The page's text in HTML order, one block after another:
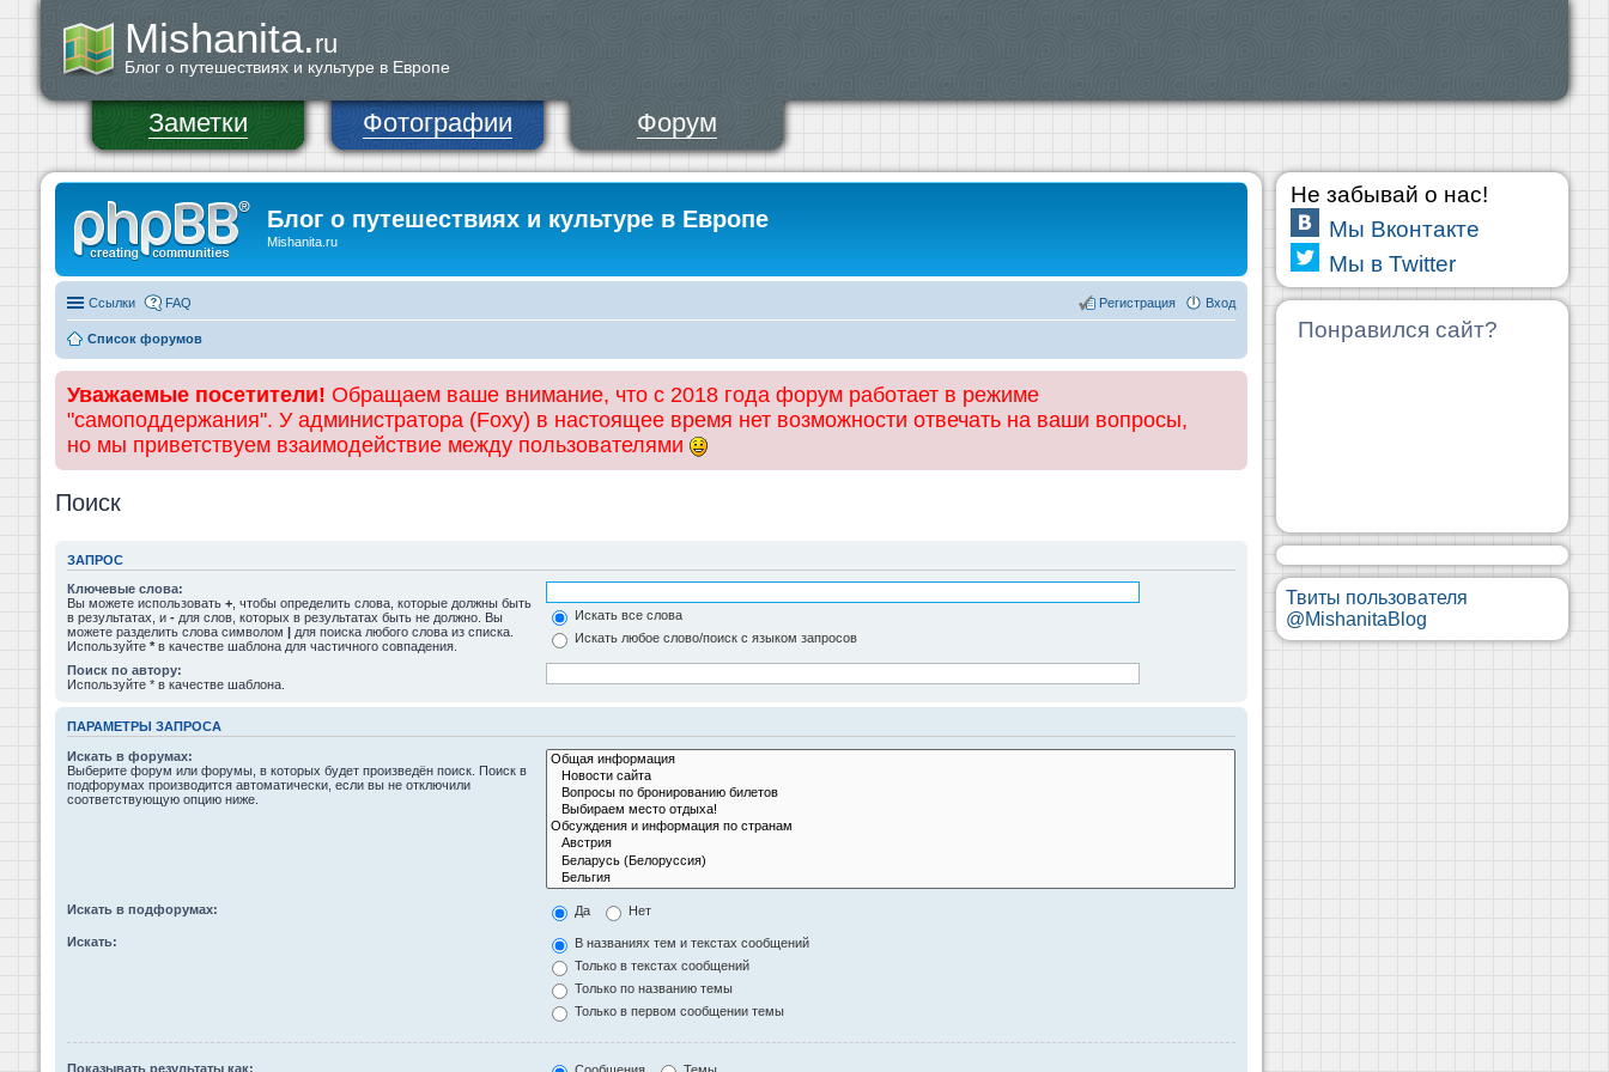
Mishanita.ru
Блог о путешествиях и культуре в Европе
Заметки Фотографии Форум
Блог о путешествиях и культуре в Европе
Mishanita.ru
Ссылки FAQ Вход
Регистрация
Список форумов
Уважаемые посетители! Обращаем ваше внимание, что с 2018 года форум работает в режиме
"самоподдержания". У администратора (Foxy) в настоящее время нет возможности отвечать на ваши вопросы,
но мы приветствуем взаимодействие между пользователями
Поиск
ЗАПРОС
Ключевые слова:
Вы можете использовать + , чтобы определить слова, которые должны быть
в результатах, и - для слов, которых в результатах быть не должно. Вы
можете разделить слова символом | для поиска любого слова из списка.
Используйте * в качестве шаблона для частичного совпадения.
Искать все слова
Искать любое слово/поиск с языком запросов
Поиск по автору:
Используйте * в качестве шаблона.
ПАРАМЕТРЫ ЗАПРОСА
Искать в форумах:
Выберите форум или форумы, в которых будет произведён поиск. Поиск в
подфорумах производится автоматически, если вы не отключили
соответствующую опцию ниже.
Искать в подфорумах: Да Нет
Искать:
В названиях тем и текстах сообщений
Только в текстах сообщений
Только по названию темы
Только в первом сообщении темы
Показывать результаты как:
Не забывай о нас!
Мы Вконтакте
Мы в Twitter
Понравился сайт?
Твиты пользователя
@MishanitaBlog